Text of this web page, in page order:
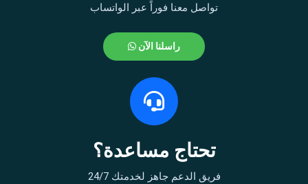
تواصل معنا فوراً عبر الواتساب
راسلنا الآن
تحتاج مساعدة؟
فريق الدعم جاهز لخدمتك 24/7